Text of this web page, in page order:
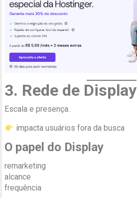
3. Rede de Display
Escala e presença.
impacta usuários fora da busca
O papel do Display
remarketing
alcance
frequência